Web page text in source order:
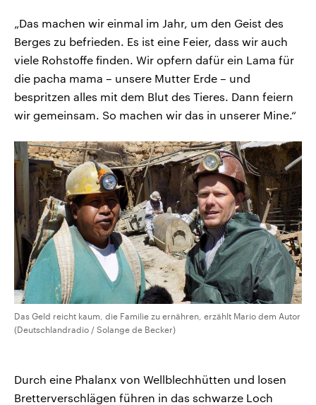
„Das machen wir einmal im Jahr, um den Geist des
Berges zu befrieden. Es ist eine Feier, dass wir auch
viele Rohstoffe finden. Wir opfern dafür ein Lama für
die pacha mama – unsere Mutter Erde – und
bespritzen alles mit dem Blut des Tieres. Dann feiern
wir gemeinsam. So machen wir das in unserer Mine.“
Das Geld reicht kaum, die Familie zu ernähren, erzählt Mario dem Autor
(Deutschlandradio / Solange de Becker)
Durch eine Phalanx von Wellblechhütten und losen
Bretterverschlägen führen in das schwarze Loch